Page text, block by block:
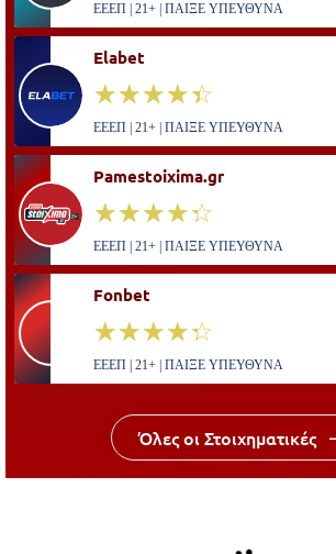
ΕΕΕΠ | 21+ | ΠΑΙΞΕ ΥΠΕΥΘΥΝΑ
Elabet
☆☆☆☆☆
★★★★★
ΕΕΕΠ | 21+ | ΠΑΙΞΕ ΥΠΕΥΘΥΝΑ
Pamestoixima.gr
☆☆☆☆☆
★★★★★
ΕΕΕΠ | 21+ | ΠΑΙΞΕ ΥΠΕΥΘΥΝΑ
Fonbet
☆☆☆☆☆
★★★★★
ΕΕΕΠ | 21+ | ΠΑΙΞΕ ΥΠΕΥΘΥΝΑ
Όλες οι Στοιχηματικές